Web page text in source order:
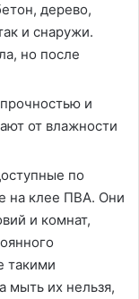
дерево,
и снаружи.
но после
и
от влажности
по
на клее ПВА. Они
и комнат,
такими
мыть их нельзя,